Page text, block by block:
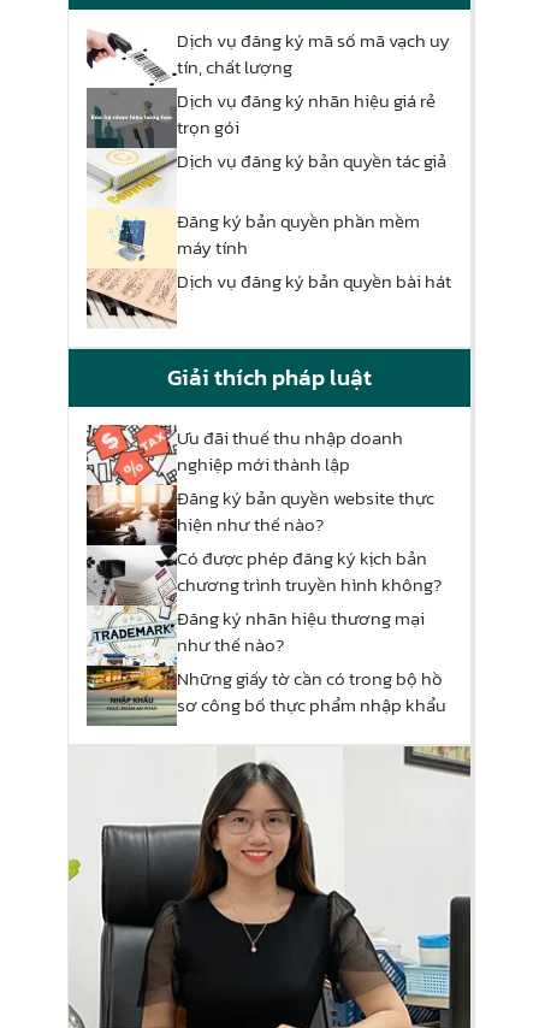
Dịch vụ đăng ký mã số mã vạch uy
tín, chất lượng
Dịch vụ đăng ký nhãn hiệu giá rẻ
trọn gói
Dịch vụ đăng ký bản quyền tác giả
Đăng ký bản quyền phần mềm
máy tính
Dịch vụ đăng ký bản quyền bài hát
Giải thích pháp luật
Ưu đãi thuế thu nhập doanh
nghiệp mới thành lập
Đăng ký bản quyền website thực
hiện như thế nào?
Có được phép đăng ký kịch bản
chương trình truyền hình không?
Đăng ký nhãn hiệu thương mại
như thế nào?
Những giấy tờ cần có trong bộ hồ
sơ công bố thực phẩm nhập khẩu